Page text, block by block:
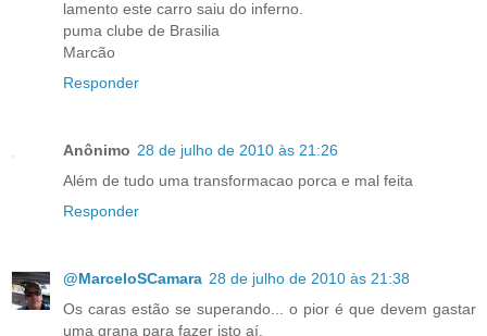
lamento este carro saiu do inferno.
puma clube de Brasilia
Marcão
Responder
Anônimo 28 de julho de 2010 às 21:26
Além de tudo uma transformacao porca e mal feita
Responder
@MarceloSCamara 28 de julho de 2010 às 21:38
Os caras estão se superando... o pior é que devem gastar
uma grana para fazer isto aí.